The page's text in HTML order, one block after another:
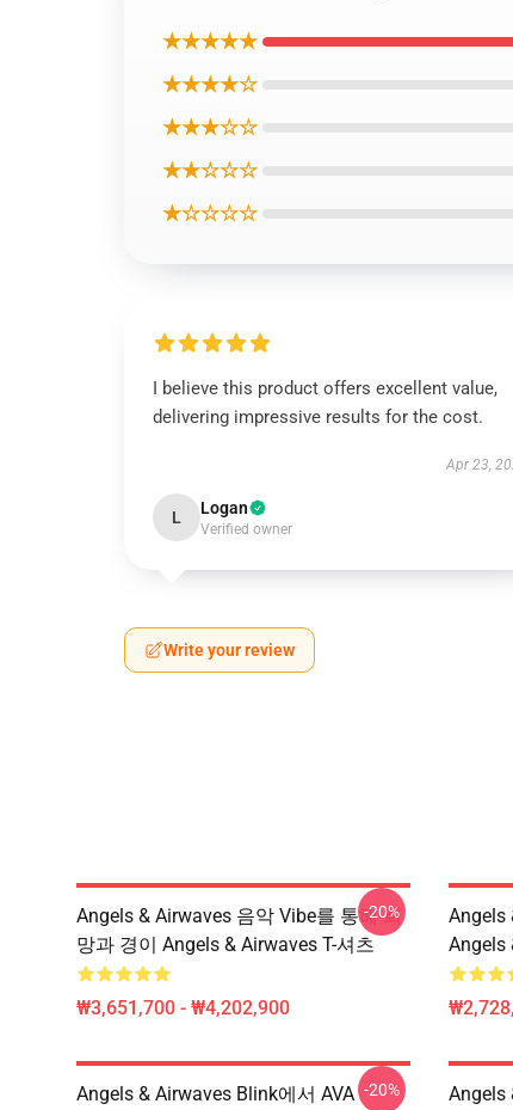
★★★★★
★★★★☆
★★★☆☆
★★☆☆☆
★☆☆☆☆
I believe this product offers excellent value,
delivering impressive results for the cost.
Apr 23,
L Logan
Verified owner
Write your review
Angels & Airwaves 음악 Vibe를 통해 희
망과 경이 Angels & Airwaves T-셔츠
₩3,651,700 - ₩4,202,900
-20%
Angels
Angels
Angels & Airwaves Blink에서 AVA -20%
Angels